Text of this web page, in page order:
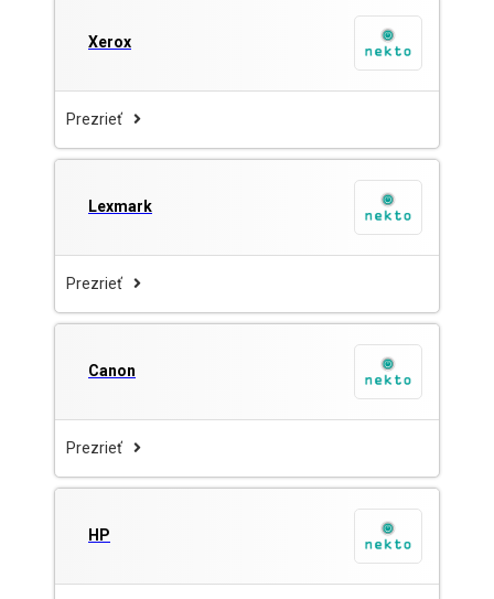
Xerox
Prezrieť
Lexmark
Prezrieť
Canon
Prezrieť
HP